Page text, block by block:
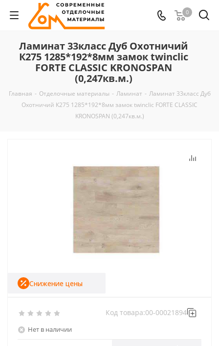
0
Ламинат 33класс Дуб Охотничий
К275 1285*192*8мм замок twinclic
FORTE CLASSIC KRONOSPAN
(0,247кв.м.)
Главная - Отделочные материалы - Ламинат - Ламинат 33класс Дуб
Охотничий К275 1285*192*8мм замок twinclic FORTE CLASSIC
KRONOSPAN (0,247кв.м.)
Нет в наличии
Код товара:00-00021894
Снижение цены